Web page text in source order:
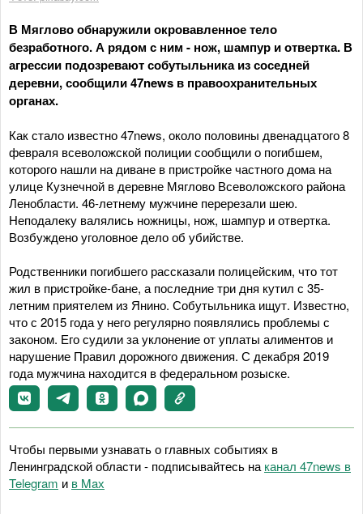
В Мяглово обнаружили окровавленное тело
безработного. А рядом с ним - нож, шампур и отвертка. В
агрессии подозревают собутыльника из соседней
деревни, сообщили 47news в правоохранительных
органах.
Как стало известно 47news, около половины двенадцатого 8
февраля всеволожской полиции сообщили о погибшем,
которого нашли на диване в пристройке частного дома на
улице Кузнечной в деревне Мяглово Всеволожского района
Ленобласти. 46-летнему мужчине перерезали шею.
Неподалеку валялись ножницы, нож, шампур и отвертка.
Возбуждено уголовное дело об убийстве.
Родственники погибшего рассказали полицейским, что тот
жил в пристройке-бане, а последние три дня кутил с 35-
летним приятелем из Янино. Собутыльника ищут. Известно,
что с 2015 года у него регулярно появлялись проблемы с
законом. Его судили за уклонение от уплаты алиментов и
нарушение Правил дорожного движения. С декабря 2019
года мужчина находится в федеральном розыске.
Чтобы первыми узнавать о главных событиях в
Ленинградской области - подписывайтесь на канал 47news в
Telegram и в Maх